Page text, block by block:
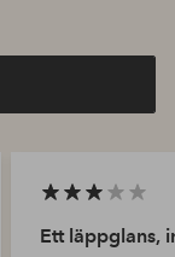
Ett läppglans,